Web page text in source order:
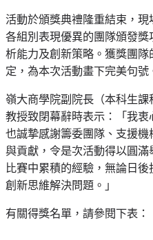
活動於頒獎典禮隆重結束，
各組別表現優異的團隊頒發
析能力及創新策略。獲獎團
定，為本次活動畫下完美句號
嶺大商學院副院長（本科生課
教授致閉幕辭時表示：「我衷
也誠摯感謝籌委團隊、支援
與貢獻，令是次活動得以圓
比賽中累積的經驗，無論日
創新思維解決問題。」
有關得獎名單，請參閱下表：